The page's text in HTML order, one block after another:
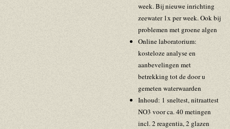
week. Bij nieuwe inrichting
zeewater 1x per week. Ook bij
problemen met groene algen
Online laboratorium:
kosteloze analyse en
aanbevelingen met
betrekking tot de door u
gemeten waterwaarden
Inhoud: 1 sneltest, nitraattest
NO3 voor ca. 40 metingen
incl. 2 reagentia, 2 glazen